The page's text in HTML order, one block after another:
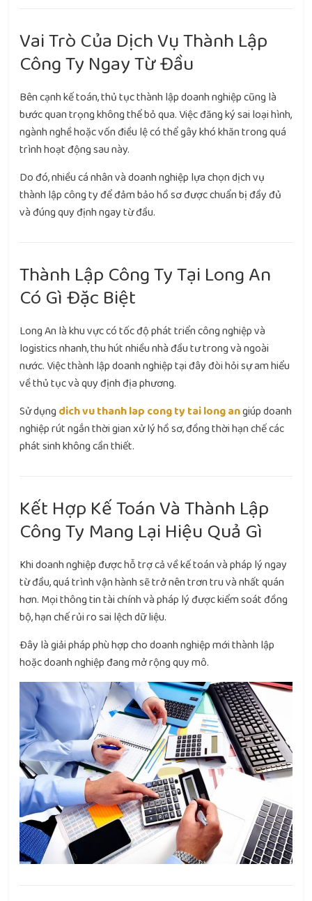
Vai Trò Của Dịch Vụ Thành Lập
Công Ty Ngay Từ Đầu
Bên cạnh kế toán, thủ tục thành lập doanh nghiệp cũng là
bước quan trọng không thể bỏ qua. Việc đăng ký sai loại hình,
ngành nghề hoặc vốn điều lệ có thể gây khó khăn trong quá
trình hoạt động sau này.
Do đó, nhiều cá nhân và doanh nghiệp lựa chọn dịch vụ
thành lập công ty để đảm bảo hồ sơ được chuẩn bị đầy đủ
và đúng quy định ngay từ đầu.
Thành Lập Công Ty Tại Long An
Có Gì Đặc Biệt
Long An là khu vực có tốc độ phát triển công nghiệp và
logistics nhanh, thu hút nhiều nhà đầu tư trong và ngoài
nước. Việc thành lập doanh nghiệp tại đây đòi hỏi sự am hiểu
về thủ tục và quy định địa phương.
Sử dụngdich vu thanh lap cong ty tai long angiúp doanh
nghiệp rút ngắn thời gian xử lý hồ sơ, đồng thời hạn chế các
phát sinh không cần thiết.
Kết Hợp Kế Toán Và Thành Lập
Công Ty Mang Lại Hiệu Quả Gì
Khi doanh nghiệp được hỗ trợ cả về kế toán và pháp lý ngay
từ đầu, quá trình vận hành sẽ trở nên trơn tru và nhất quán
hơn. Mọi thông tin tài chính và pháp lý được kiểm soát đồng
bộ, hạn chế rủi ro sai lệch dữ liệu.
Đây là giải pháp phù hợp cho doanh nghiệp mới thành lập
hoặc doanh nghiệp đang mở rộng quy mô.